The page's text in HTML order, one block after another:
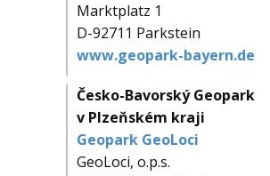
Marktplatz 1
D-92711 Parkstein
www.geopark-bayern.de
Česko-Bavorský Geopark
v Plzeňském kraji
Geopark GeoLoci
GeoLoci, o.p.s.